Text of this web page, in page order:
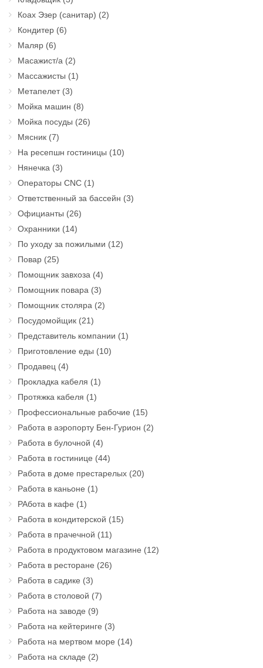
Коах Эзер (санитар) (2)
Кондитер (6)
Маляр (6)
Масажист/а (2)
Массажисты (1)
Метапелет(3)
Мойка машин (8)
Мойка посуды (26)
Мясник (7)
На ресепшн гостиницы (10)
Нянечка (3)
Операторы CNC (1)
Ответственный за бассейн (3)
Официанты (26)
Охранники (14)
По уходу за пожилыми (12)
Повар (25)
Помощник завхоза (4)
Помощник повара (3)
Помощник столяра (2)
Посудомойщик (21)
Представитель компании (1)
Приготовление еды (10)
Продавец (4)
Прокладка кабеля (1)
Протяжка кабеля (1)
Профессиональные рабочие (15)
Работа в аэропорту Бен-Гурион (2)
Работа в булочной (4)
Работа в гостинице (44)
Работа в доме престарелых (20)
Работа в каньоне (1)
РАбота в кафе (1)
Работа в кондитерской (15)
Работа в прачечной (11)
Работа в продуктовом магазине (12)
Работа в ресторане (26)
Работа в садике (3)
Работа в столовой (7)
Работа на заводе (9)
Работа на кейтеринге (3)
Работа на мертвом море (14)
Работа на складе (2)